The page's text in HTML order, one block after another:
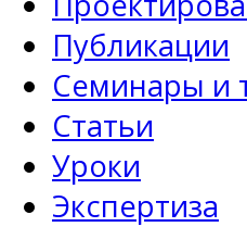
Публикации
Семинары и
Статьи
Уроки
Экспертиза